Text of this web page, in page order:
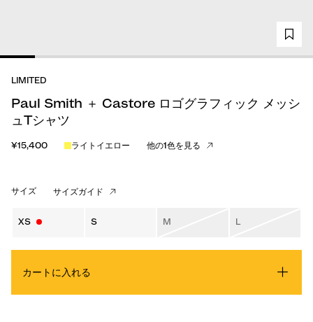
LIMITED
Paul Smith ＋ Castore ロゴグラフィック メッシ
ュTシャツ
¥15,400 ライトイエロー 他の1色を見る
サイズ サイズガイド
XS S M L
カートに入れる